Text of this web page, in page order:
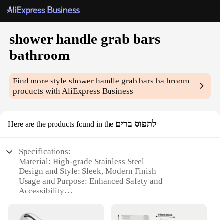
shower handle grab bars
bathroom
Find more styleshower handle grab bars bathroom
products with AliExpress Business
Here are the products found in the לתפוס ברים
Specifications:
Material: High-grade Stainless Steel
Design and Style: Sleek, Modern Finish
Usage and Purpose: Enhanced Safety and
Accessibility
Non-Slip Grip